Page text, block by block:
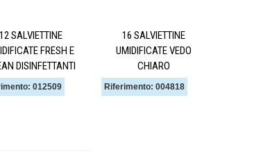
12 SALVIETTINE
FRESH E
DISINFETTANTI
012509
16 SALVIETTINE
UMIDIFICATE VEDO
CHIARO
Riferimento: 004818